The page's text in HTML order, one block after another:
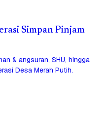
Simpan Pinjam
& angsuran, SHU, hingga
Desa Merah Putih.